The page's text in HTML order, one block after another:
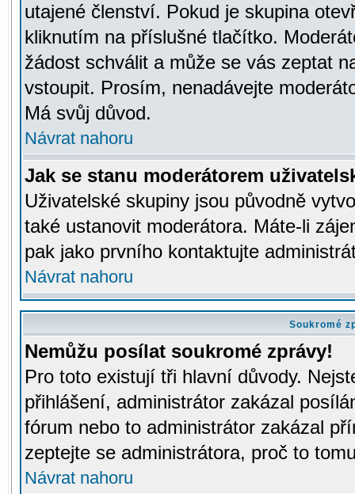
utajené členství. Pokud je skupina
kliknutím na příslušné tlačítko.
žádost schválit a může se vás zeptat
vstoupit. Prosím, nenadávejte
Má svůj důvod.
Návrat nahoru
Jak se stanu moderátorem
Uživatelské skupiny jsou původně
také ustanovit moderátora. Máte-li
pak jako prvního kontaktujte
Návrat nahoru
Soukromé
Nemůžu posílat soukromé zprávy!
Pro toto existují tři hlavní důvody.
přihlášení, administrátor zakázal
fórum nebo to administrátor zakázal
zeptejte se administrátora, proč to
Návrat nahoru